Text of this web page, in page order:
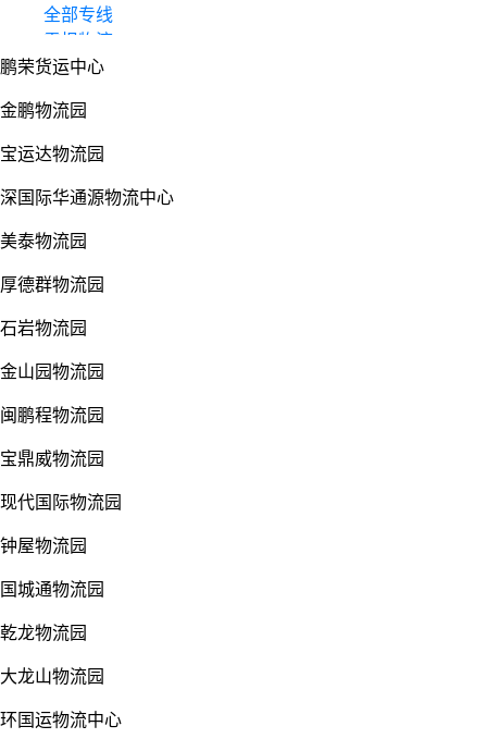
全部专线
零担物流
整车货运
鹏荣货运中心
金鹏物流园
宝运达物流园
深国际华通源物流中心
美泰物流园
厚德群物流园
石岩物流园
金山园物流园
闽鹏程物流园
宝鼎威物流园
现代国际物流园
钟屋物流园
国城通物流园
乾龙物流园
大龙山物流园
环国运物流中心